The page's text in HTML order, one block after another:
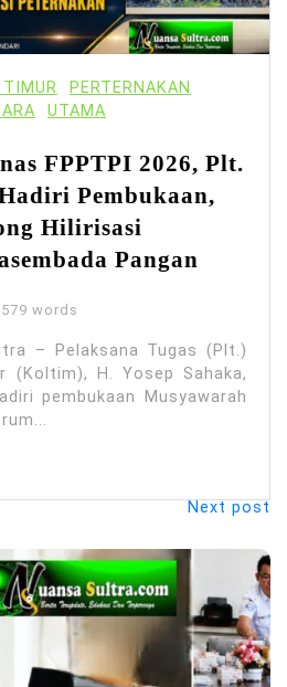
TIMUR
PERTERNAKAN
UTAMA
FPPTPI 2026, Plt.
Pembukaan,
Hilirisasi
Pangan
579 words
– Pelaksana Tugas (Plt.)
(Koltim), H. Yosep Sahaka,
pembukaan Musyawarah
Next post